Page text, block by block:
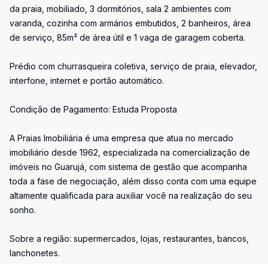
da praia, mobiliado, 3 dormitórios, sala 2 ambientes com
varanda, cozinha com armários embutidos, 2 banheiros, área
de serviço, 85m² de área útil e 1 vaga de garagem coberta.
Prédio com churrasqueira coletiva, serviço de praia, elevador,
interfone, internet e portão automático.
Condição de Pagamento: Estuda Proposta
A Praias Imobiliária é uma empresa que atua no mercado
imobiliário desde 1962, especializada na comercialização de
imóveis no Guarujá, com sistema de gestão que acompanha
toda a fase de negociação, além disso conta com uma equipe
altamente qualificada para auxiliar você na realização do seu
sonho.
Sobre a região: supermercados, lojas, restaurantes, bancos,
lanchonetes.